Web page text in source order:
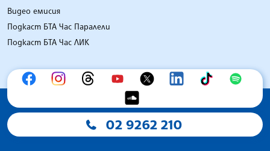
Видео емисия
Подкаст БТА Час Паралели
Подкаст БТА Час ЛИК
02 9262 210